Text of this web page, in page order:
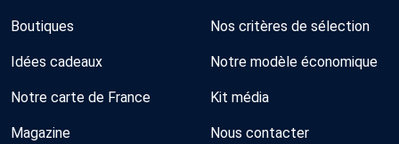
Boutiques
Idées cadeaux
Notre carte de France
Magazine
Nos critères de sélection
Notre modèle économique
Kit média
Nous contacter